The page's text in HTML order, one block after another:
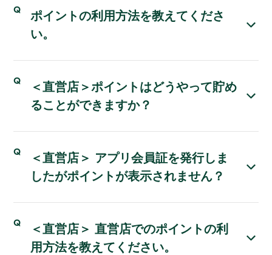
ポイントの利用方法を教えてくださ
い。
＜直営店＞ポイントはどうやって貯め
ることができますか？
＜直営店＞ アプリ会員証を発行しま
したがポイントが表示されません？
＜直営店＞ 直営店でのポイントの利
用方法を教えてください。